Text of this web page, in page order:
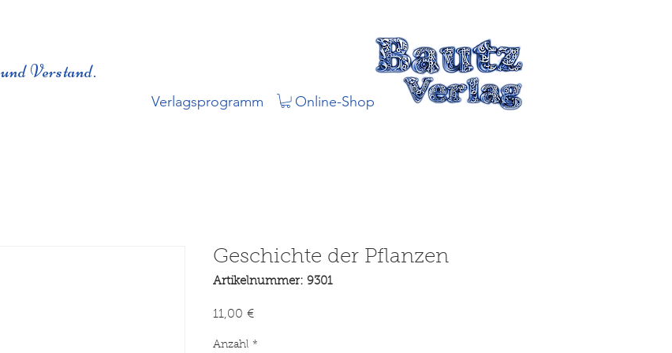
Verstand.
Verlagsprogramm Online-Shop
Geschichte der Pflanzen
Artikelnummer: 9301
11,00 €Preis
Anzahl *